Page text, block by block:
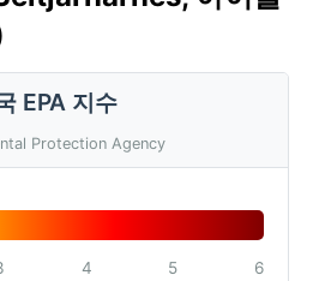
EPA 지수
Protection Agency
4 5 6